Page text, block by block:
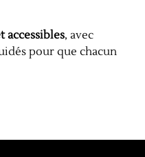
accessibles, avec
pour que chacun